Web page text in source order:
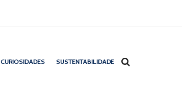
CURIOSIDADES SUSTENTABILIDADE